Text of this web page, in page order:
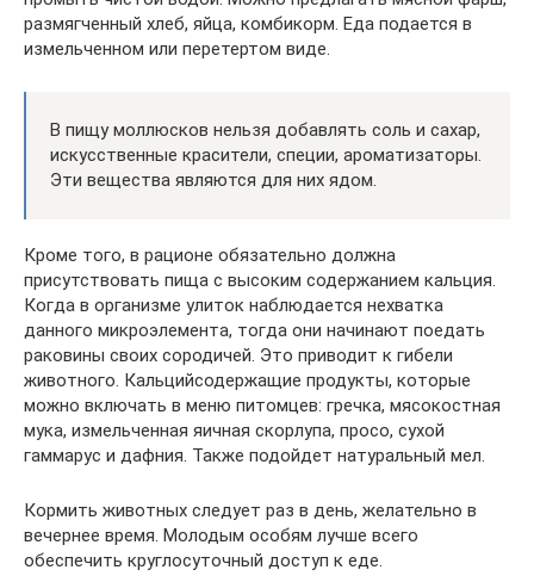
размягченный хлеб, яйца, комбикорм. Еда подается в
измельченном или перетертом виде.
В пищу моллюсков нельзя добавлять соль и сахар,
искусственные красители, специи, ароматизаторы.
Эти вещества являются для них ядом.
Кроме того, в рационе обязательно должна
присутствовать пища с высоким содержанием кальция.
Когда в организме улиток наблюдается нехватка
данного микроэлемента, тогда они начинают поедать
раковины своих сородичей. Это приводит к гибели
животного. Кальцийсодержащие продукты, которые
можно включать в меню питомцев: гречка, мясокостная
мука, измельченная яичная скорлупа, просо, сухой
гаммарус и дафния. Также подойдет натуральный мел.
Кормить животных следует раз в день, желательно в
вечернее время. Молодым особям лучше всего
обеспечить круглосуточный доступ к еде.